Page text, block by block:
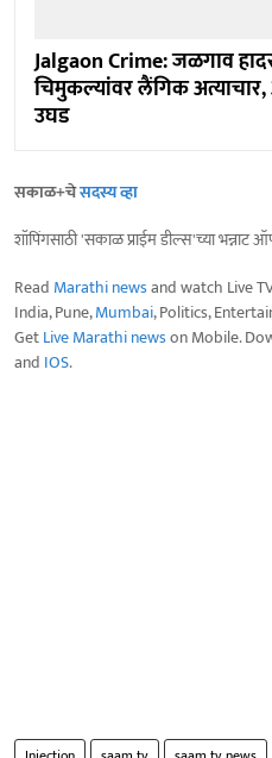
Jalgaon Crime: जळगाव
चिमुकल्यांवर लैंगिक
उघड
सकाळ+चेसदस्य व्हा
शॉपिंगसाठी 'सकाळ प्राईम डील्स'च्या भन्नाट
Read Marathi newsand watch Live
India, Pune,Mumbai, Politics,
GetLive Marathi newson Mobile.
and IOS.